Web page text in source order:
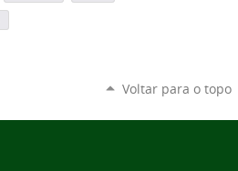
Voltar para o topo